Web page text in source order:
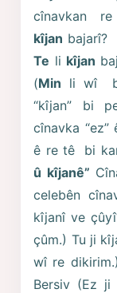
cînavkan re
kîjan
Te li kîjan
(Min li wî
“kîjan” bi
cînavka
ê re tê bi
û kîjanê”
celebên
kîjanî ve
çûm.) Tu
wî re
Bersiv (Ez